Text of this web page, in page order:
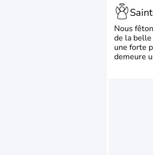
Nous
de la belle
une forte
demeure